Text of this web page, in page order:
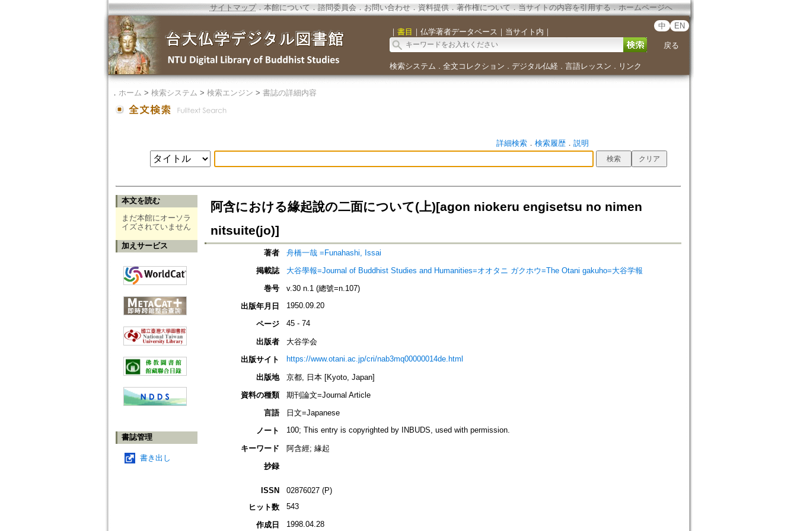
サイトマップ．本館について ． 諮問委員会． お問い合わせ． 資料提供． 著作権について．当サイトの内容を引用する ． ホームページへ
｜ 書目 ｜ 仏学著者データベース ｜ 当サイト内 ｜
中 EN
戻る
検索システム ． 全文コレクション ． デジタル仏経． 言語レッスン ． リンク
． ホーム > 検索システム > 検索エンジン > 書誌の詳細内容
詳細検索． 検索履歴． 説明
本文を読む
まだ本館にオーソラ
イズされていません
加えサービス
書誌管理
書き出し
阿含における緣起說の二面について(上)[agon niokeru engisetsu no nimen
nitsuite(jo)]
著者
舟橋一哉 =Funahashi, Issai
掲載誌
大谷學報=Journal of Buddhist Studies and Humanities=オオタニ ガクホウ=The Otani gakuho=大谷学報
巻号
v.30 n.1 (總號=n.107)
出版年月日
1950.09.20
ページ 45 - 74
出版者
大谷学会
出版サイト
https://www.otani.ac.jp/cri/nab3mq00000014de.html
出版地
京都, 日本 [Kyoto, Japan]
資料の種類
期刊論文=Journal Article
言語
日文=Japanese
ノート
100; This entry is copyrighted by INBUDS, used with permission.
キーワード
阿含經; 緣起
抄録
ISSN
02876027 (P)
ヒット数
543
作成日 1998.04.28